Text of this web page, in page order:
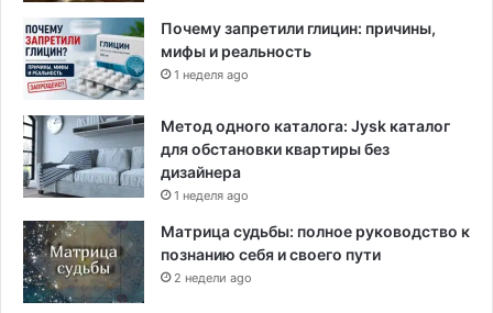
Почему запретили глицин: причины,
мифы и реальность
1 неделя ago
Метод одного каталога: Jysk каталог
для обстановки квартиры без
дизайнера
1 неделя ago
Матрица судьбы: полное руководство к
познанию себя и своего пути
2 недели ago